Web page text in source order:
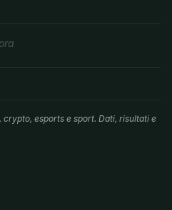
esports e sport. Dati, risultati e